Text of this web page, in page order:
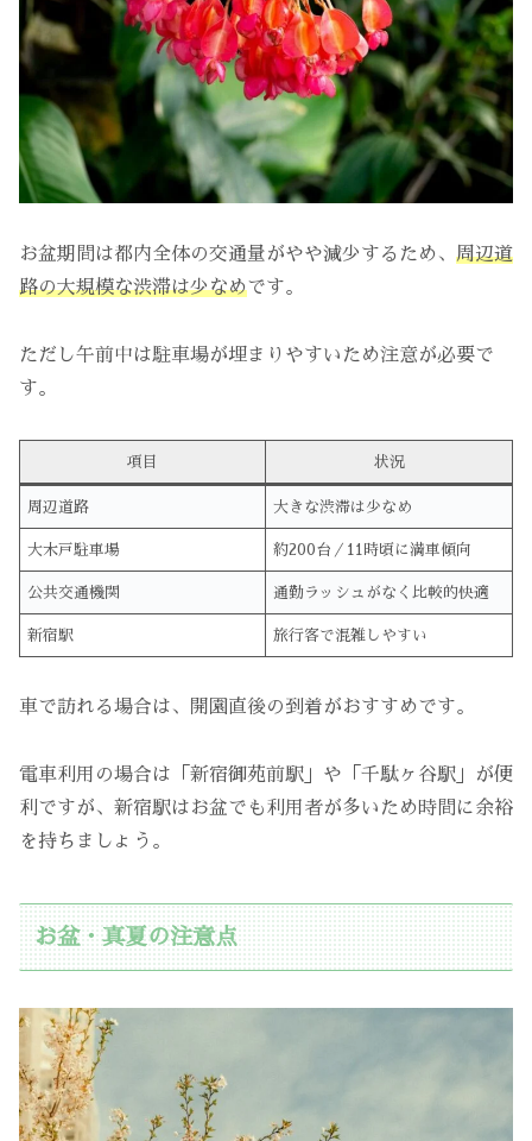
お盆期間は都内全体の交通量がやや減少するため、 周辺道
路の大規模な渋滞は少なめです。
ただし午前中は駐車場が埋まりやすいため注意が必要で
す。
項目 状況
周辺道路 大きな渋滞は少なめ
大木戸駐車場 約200台／11時頃に満車傾向
公共交通機関 通勤ラッシュがなく比較的快適
新宿駅 旅行客で混雑しやすい
車で訪れる場合は、開園直後の到着がおすすめです。
電車利用の場合は「新宿御苑前駅」や「千駄ヶ谷駅」が便
利ですが、新宿駅はお盆でも利用者が多いため時間に余裕
を持ちましょう。
お盆・真夏の注意点